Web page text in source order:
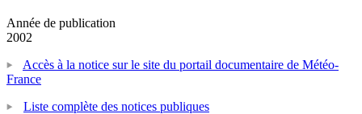
Année de publication
2002
Accès à la notice sur le site du portail documentaire de Météo-
France
Liste complète des notices publiques